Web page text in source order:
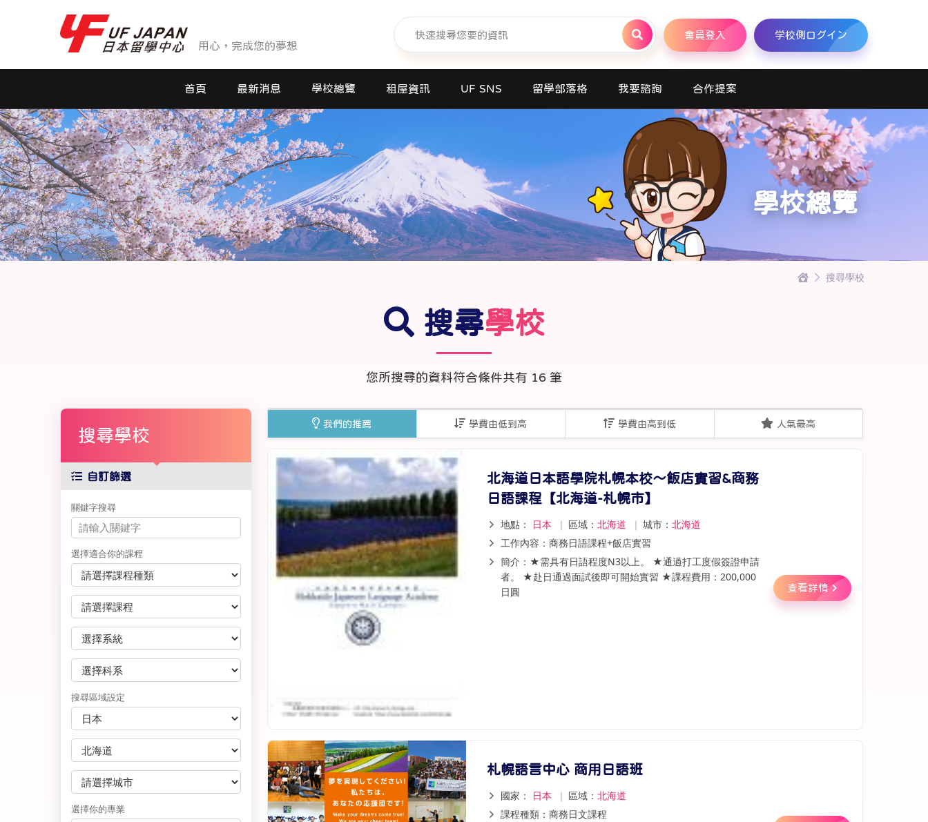
用心，完成您的夢想
會員登入 学校側ログイン
首頁 最新消息
最新消息
活動花絮
學校總覽
大學日本語別科
專門學校
高中課程
短期大學
大學
租屋資訊 UF SNS 留學部落格 我要諮詢 合作提案
學校總覽
搜尋學校
搜尋學校
您所搜尋的資料符合條件共有 16 筆
我們的推薦 學費由低到高 學費由高到低 人氣最高
北海道日本語學院札幌本校～飯店實習&商務
日語課程【北海道-札幌市】
地點： 日本 ｜ 區域： 北海道 ｜ 城市： 北海道
工作內容：商務日語課程+飯店實習
簡介：★需具有日語程度N3以上。 ★通過打工度假簽證申請
者。 ★赴日通過面試後即可開始實習 ★課程費用：200,000
日圓
查看詳情
札幌語言中心 商用日語班
國家： 日本 ｜ 區域： 北海道
課程種類：商務日文課程
搜尋學校
自訂篩選
關鍵字搜尋
選擇適合你的課程
搜尋區域設定
選擇你的專業